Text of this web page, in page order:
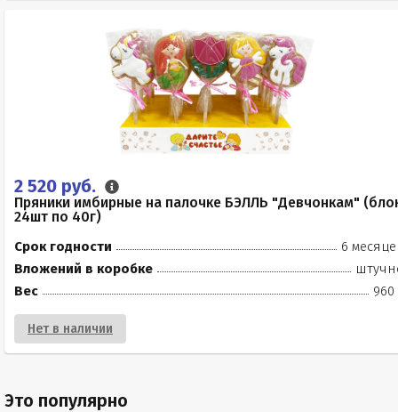
2 520 руб.
Пряники имбирные на палочке БЭЛЛЬ "Девчонкам"
24шт по 40г)
Срок годности
6
Вложений в коробке
Вес
960
Нет в наличии
Это популярно